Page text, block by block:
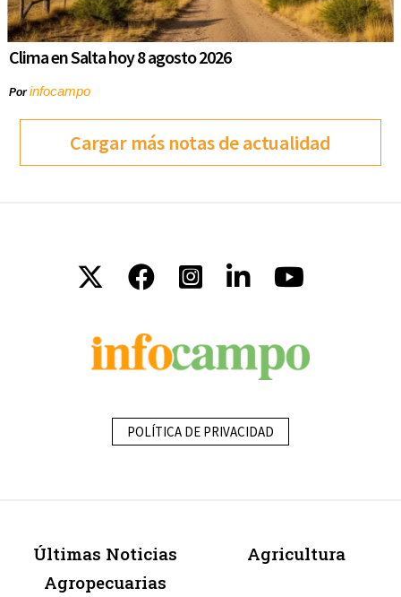
Clima en Salta hoy 8 agosto 2026
Porinfocampo
Cargar más notas de actualidad
POLÍTICA DE PRIVACIDAD
Últimas Noticias
Agropecuarias
Agricultura